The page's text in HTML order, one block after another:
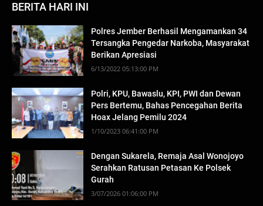
BERITA HARI INI
Polres Jember Berhasil Mengamankan 34
Tersangka Pengedar Narkoba, Masyarakat
Berikan Apresiasi
6/13/2022 05:13:00 PM
Polri, KPU, Bawaslu, KPI, PWI dan Dewan
Pers Bertemu, Bahas Pencegahan Berita
Hoax Jelang Pemilu 2024
1/10/2023 06:41:00 PM
Dengan Sukarela, Remaja Asal Wonojoyo
Serahkan Ratusan Petasan Ke Polsek
Gurah
3/07/2026 01:06:00 PM